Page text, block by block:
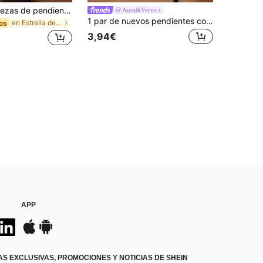
Juego de 3 piezas de pendientes delicados, bañados en oro de 14K con estrella, elegante arete de clip y pendiente de botón de baja alergia
en Estrella de mar Pendientes
Aura&Verve
1 par de nuevos pendientes colgantes de moda elegante con parches de flores y círculos geométricos versátiles de verano
3,94€
APP
EXCLUSIVAS, PROMOCIONES Y NOTICIAS DE SHEIN